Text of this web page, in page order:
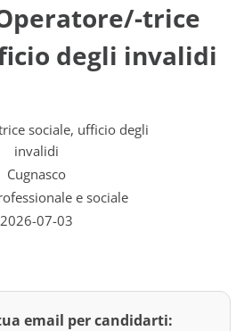
trice
degli invalidi
sociale, ufficio degli
invalidi
Cugnasco
e sociale
2026-07-03
email per candidarti: